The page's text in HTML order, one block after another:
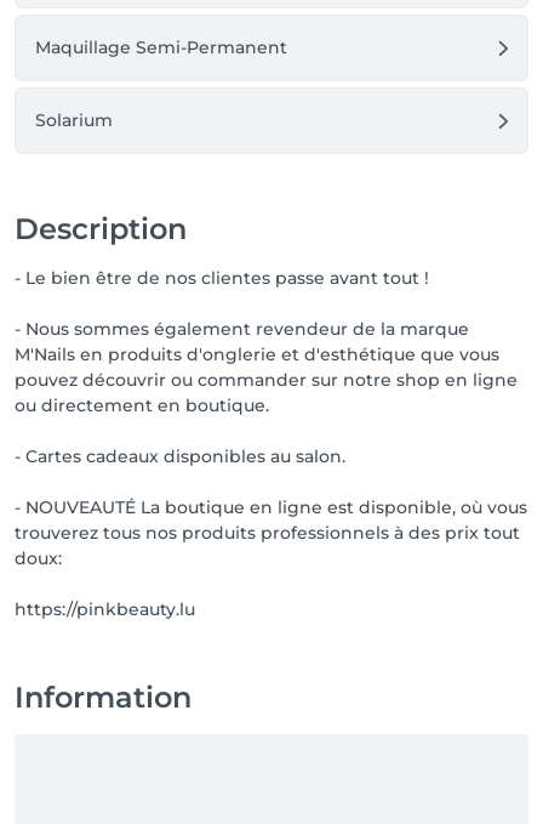
Maquillage Semi-Permanent
Solarium
Description
- Le bien être de nos clientes passe avant tout !
- Nous sommes également revendeur de la marque
M'Nails en produits d'onglerie et d'esthétique que vous
pouvez découvrir ou commander sur notre shop en ligne
ou directement en boutique.
- Cartes cadeaux disponibles au salon.
- NOUVEAUTÉ La boutique en ligne est disponible, où vous
trouverez tous nos produits professionnels à des prix tout
doux:
https://pinkbeauty.lu
Information